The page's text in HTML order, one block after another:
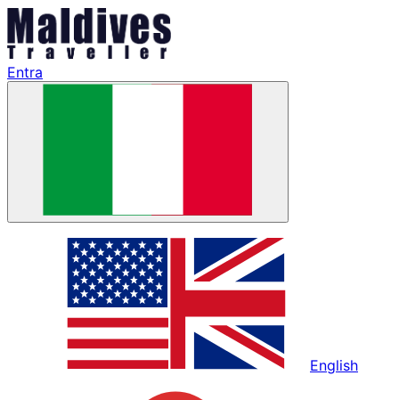
Entra
English